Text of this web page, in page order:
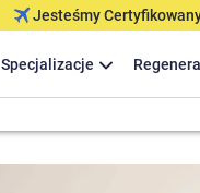
Jesteśmy
Specjalizacje